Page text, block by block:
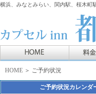
横浜、みなとみらい、関内駅、桜木町
HOME ＞ ご予約状況
ご予約状況カレンダ